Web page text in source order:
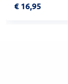
€ 16,95